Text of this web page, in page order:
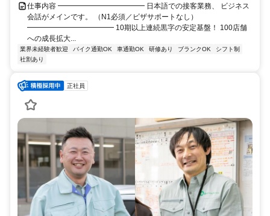
仕事内容 ━━━━━━━━━━━━ 日本語での接客業務、 ビジネス
会話がメインです。 （N1必須／ビザサポートなし）
━━━━━━━━━━━━ 10期以上連続黒字の安定基盤！ 100店舗
への成長拡大...
業界未経験者歓迎 バイク通勤OK 車通勤OK 研修あり ブランクOK
シフト制
社割あり
正社員